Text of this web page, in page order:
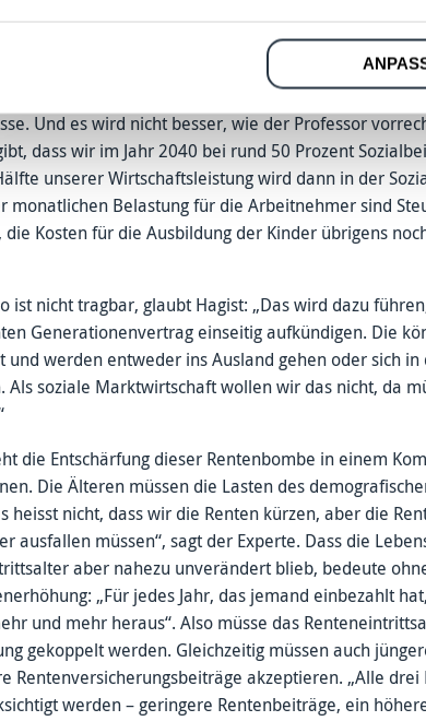
18 oder 19 Prozent – „insgesamt addieren sich die
man die Kosten für Kranken- und Pflegeversicherung
ein Sozialversicherungsbeitrag pro Arbeitnehmer
heute also 40 Prozent der Produktivität eines
Und es wird nicht besser, wie der Professor
dass wir im Jahr 2040 bei rund 50 Prozent
unserer Wirtschaftsleistung wird dann in der
monatlichen Belastung für die Arbeitnehmer sind
die Kosten für die Ausbildung der Kinder übrigens
ist nicht tragbar, glaubt Hagist: „Das wird dazu
Generationenvertrag einseitig aufkündigen. Die
und werden entweder ins Ausland gehen oder sich
Als soziale Marktwirtschaft wollen wir das nicht, da
die Entschärfung dieser Rentenbombe in einem
Die Älteren müssen die Lasten des
heisst nicht, dass wir die Renten kürzen, aber die
ausfallen müssen“, sagt der Experte. Dass die
aber nahezu unverändert blieb, bedeute
„Für jedes Jahr, das jemand einbezahlt
und mehr heraus“. Also müsse das
gekoppelt werden. Gleichzeitig müssen auch
Rentenversicherungsbeiträge akzeptieren. „Alle drei
werden – geringere Rentenbeiträge, ein